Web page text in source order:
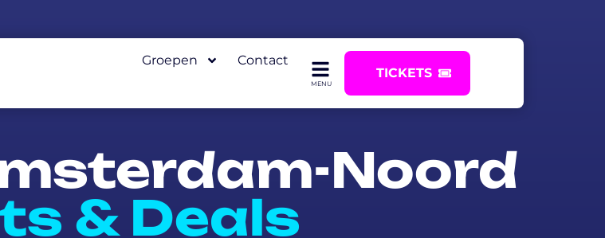
Groepen
Contact
TICKETS
Noord
& Deals